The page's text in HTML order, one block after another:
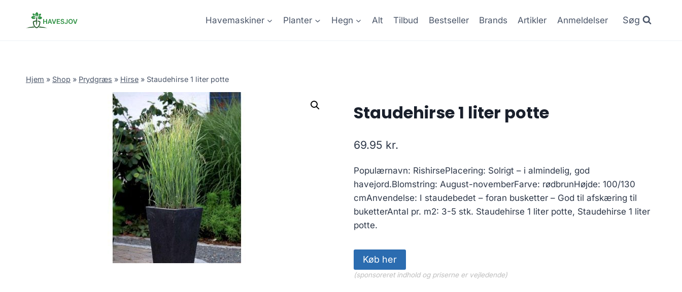
Havemaskiner Planter Hegn Alt Tilbud Bestseller Brands Artikler Anmeldelser Søg
Hjem » Shop » Prydgræs » Hirse » Staudehirse 1 liter potte
Staudehirse 1 liter potte
69.95 kr.
Populærnavn: RishirsePlacering: Solrigt – i almindelig, god
havejord.Blomstring: August-novemberFarve: rødbrunHøjde: 100/130
cmAnvendelse: I staudebedet – foran busketter – God til afskæring til
buketterAntal pr. m2: 3-5 stk. Staudehirse 1 liter potte, Staudehirse 1 liter
potte.
Køb her
(sponsoreret indhold og priserne er vejledende)